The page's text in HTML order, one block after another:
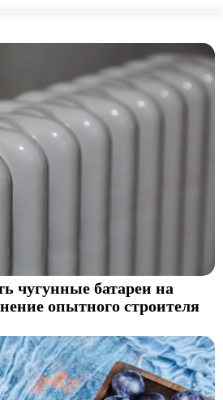
чугунные батареи на
опытного строителя